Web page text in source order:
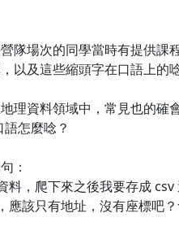
隊場次的同學當時有提供
，以及這些縮頭字在口語上的
理資料領域中，常見也的
怎麼唸？
：
料，爬下來之後我要存成
應該只有地址，沒有座標吧